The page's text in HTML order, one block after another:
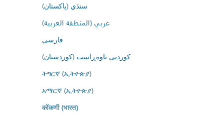
سنڌي (پاکستان)
عربي (المنطقة العربية)
فارسى
کوردیی ناوەڕاست (کوردستان)
ትግርኛ (ኢትዮጵያ)
አማርኛ (ኢትዮጵያ)
कोंकणी (भारत)